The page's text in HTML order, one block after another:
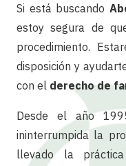
Si está buscando
estoy segura de
procedimiento.
disposición y
con el derecho de
Desde el año
ininterrumpida la
llevado la